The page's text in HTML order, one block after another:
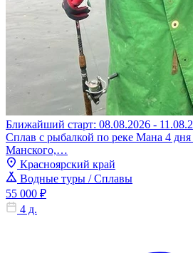
Ближайший старт: 08.08.2026 -
Сплав с рыбалкой по реке Мана 4
Манского,…
Красноярский край
Водные туры / Сплавы
55 000 ₽
4 д.